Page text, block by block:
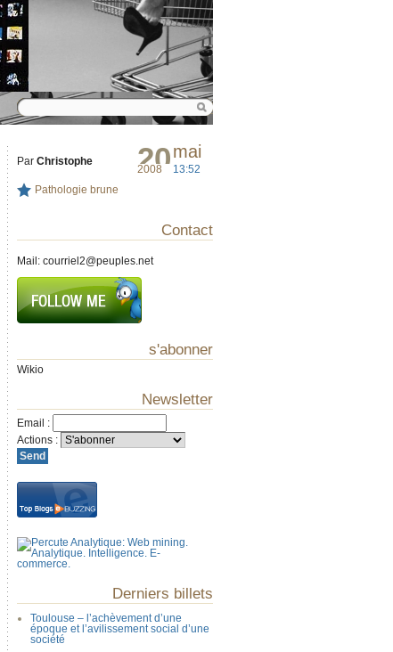
20mai
2008 13:52
Par Christophe
Pathologie brune
Contact
Mail: courriel2@peuples.net
s'abonner
Wikio
Newsletter
Email :
Actions :
Derniers billets
Toulouse – l’achèvement d’une
époque et l’avilissement social d’une
société